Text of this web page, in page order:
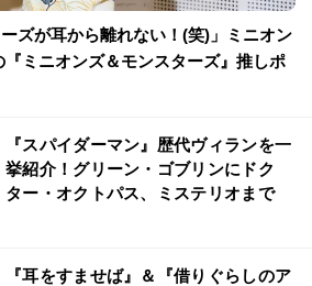
ーズが耳から離れない！(笑)」ミニオン
ミニオンズ＆モンスターズ』推しポ
『スパイダーマン』歴代ヴィランを一
挙紹介！グリーン・ゴブリンにドク
ター・オクトパス、ミステリオまで
『耳をすませば』＆『借りぐらしのア